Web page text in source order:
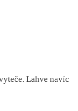
Lahve navíc